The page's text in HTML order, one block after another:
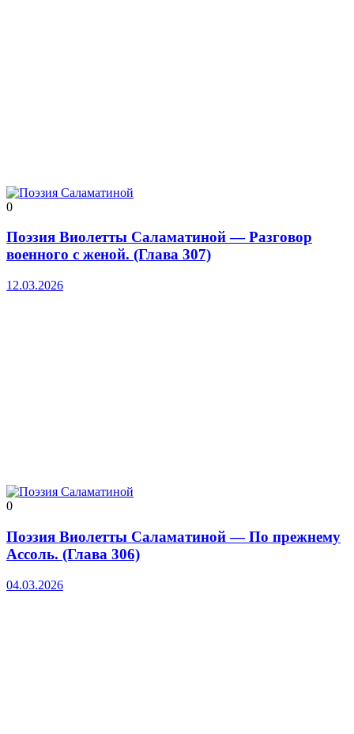
0
Поэзия Виолетты Саламатиной — Разговор
военного с женой. (Глава 307)
12.03.2026
0
Поэзия Виолетты Саламатиной — По прежнему
Ассоль. (Глава 306)
04.03.2026